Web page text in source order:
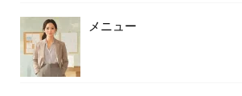
メニュー